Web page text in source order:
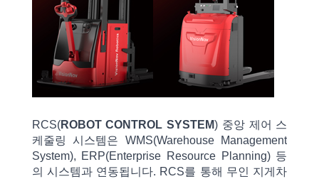
RCS(ROBOT CONTROL SYSTEM) 중앙 제어 스
케줄링 시스템은 WMS(Warehouse Management
System), ERP(Enterprise Resource Planning) 등
의 시스템과 연동됩니다. RCS를 통해 무인 지게차